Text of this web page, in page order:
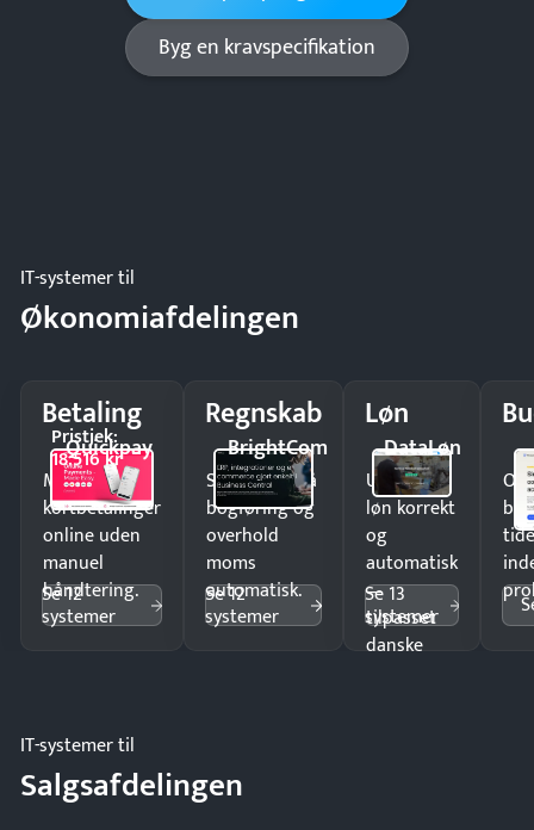
Byg en kravspecifikation
IT-systemer til
Økonomiafdelingen
Betaling
Quickpay
Pristjek:
18.516 kr
Modtag
kortbetalinger
online uden
manuel
håndtering.
Se 12
systemer
Regnskab
BrightCom
Spar timer på
bogføring og
overhold
moms
automatisk.
Se 12
systemer
Løn
DataLøn
Udbetal
løn korrekt
og
automatisk
—
tilpasset
danske
Se 13
systemer
IT-systemer til
Salgsafdelingen